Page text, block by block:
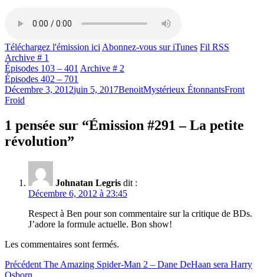
Téléchargez l'émission ici Abonnez-vous sur iTunes Fil RSS
Archive # 1
Épisodes 103 – 401 Archive # 2
Épisodes 402 – 701
Publié
le
Décembre 3, 2012juin 5, 2017BenoitCatégories
Mystérieux ÉtonnantsÉtiquettes
Front
Froid
1 pensée sur “Émission #291 – La petite
révolution”
Johnatan Legris dit :
Décembre 6, 2012 à 23:45
Respect à Ben pour son commentaire sur la critique de BDs.
J’adore la formule actuelle. Bon show!
Les commentaires sont fermés.
Navigation
Précédent Article
The Amazing Spider-Man 2 – Dane DeHaan sera Harry
Osborn